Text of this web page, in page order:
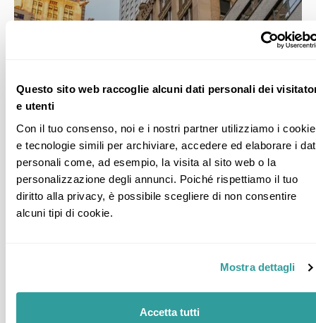
Questo sito web raccoglie alcuni dati personali dei
e utenti
Con il tuo consenso, noi e i nostri partner utilizziamo i cookie
e tecnologie simili per archiviare, accedere ed elaborare i
personali come, ad esempio, la visita al sito web o la
personalizzazione degli annunci. Poiché rispettiamo il tuo
diritto alla privacy, è possibile scegliere di non consentire
alcuni tipi di cookie.
Mostra dettagli
Accetta tutti
2.880 €
a persona
Controllare le opzioni di partenza
New York NY · New York NY · New York NY · New York NY · New York NY ·
New York NY
EXPLORE CITY STATI UNITI
New York Thanksgiving e
Black Friday